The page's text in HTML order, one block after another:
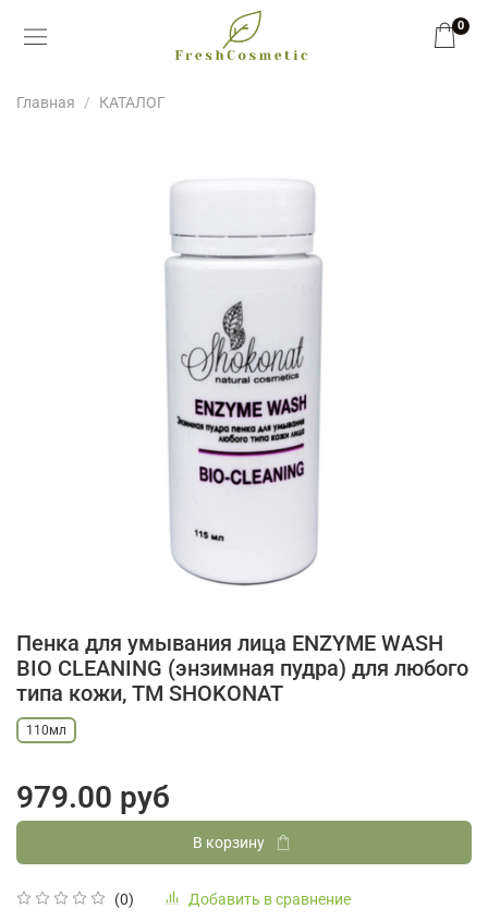
0
Главная КАТАЛОГ
Пенка для умывания лица ENZYME WASH
BIO CLEANING (энзимная пудра) для любого
типа кожи, ТМ SHOKONAT
(0) Добавить в сравнение
110мл
979.00 руб
В корзину